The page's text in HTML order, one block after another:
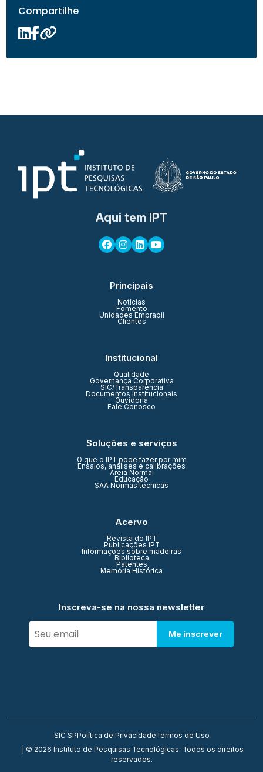
Compartilhe
Aqui tem IPT
Principais
Notícias
Fomento
Unidades Embrapii
Clientes
Institucional
Qualidade
Governança Corporativa
SIC/Transparência
Documentos Institucionais
Ouvidoria
Fale Conosco
Soluções e serviços
O que o IPT pode fazer por mim
Ensaios, análises e calibrações
Areia Normal
Educação
SAA Normas técnicas
Acervo
Revista do IPT
Publicações IPT
Informações sobre madeiras
Biblioteca
Patentes
Memória Histórica
Inscreva-se na nossa newsletter
Me inscrever
SIC SP Política de PrivacidadeTermos de Uso
| © 2026 Instituto de Pesquisas Tecnológicas. Todos os direitos
reservados.